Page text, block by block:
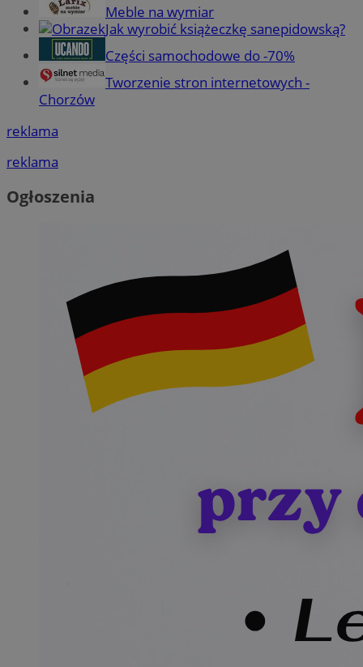
Meble na wymiar
Jak wyrobić książeczkę sanepidowską?
Części samochodowe do -70%
Tworzenie stron internetowych -
Chorzów
reklama
reklama
Ogłoszenia